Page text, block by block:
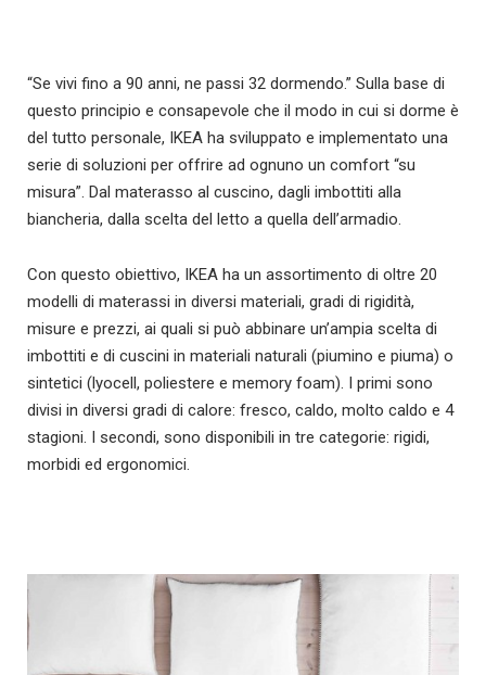
“Se vivi fino a 90 anni, ne passi 32 dormendo.” Sulla base di
questo principio e consapevole che il modo in cui si dorme è
del tutto personale, IKEA ha sviluppato e implementato una
serie di soluzioni per offrire ad ognuno un comfort “su
misura”. Dal materasso al cuscino, dagli imbottiti alla
biancheria, dalla scelta del letto a quella dell’armadio.
Con questo obiettivo, IKEA ha un assortimento di oltre 20
modelli di materassi in diversi materiali, gradi di rigidità,
misure e prezzi, ai quali si può abbinare un’ampia scelta di
imbottiti e di cuscini in materiali naturali (piumino e piuma) o
sintetici (lyocell, poliestere e memory foam). I primi sono
divisi in diversi gradi di calore: fresco, caldo, molto caldo e 4
stagioni. I secondi, sono disponibili in tre categorie: rigidi,
morbidi ed ergonomici.